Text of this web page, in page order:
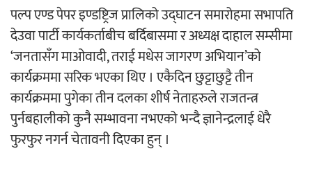
पल्प एण्ड पेपर इण्डष्ट्रिज प्रालिको उद्घाटन समारोहमा सभापति
देउवा पार्टी कार्यकर्ताबीच बर्दिबासमा र अध्यक्ष दाहाल सम्सीमा
‘जनतासँग माओवादी, तराई मधेस जागरण अभियान’को
कार्यक्रममा सरिक भएका थिए । एकैदिन छुट्टाछुट्टै तीन
कार्यक्रममा पुगेका तीन दलका शीर्ष नेताहरुले राजतन्त्र
पुर्नबहालीको कुनै सम्भावना नभएको भन्दै ज्ञानेन्द्रलाई धेरै
फुरफुर नगर्न चेतावनी दिएका हुन् ।